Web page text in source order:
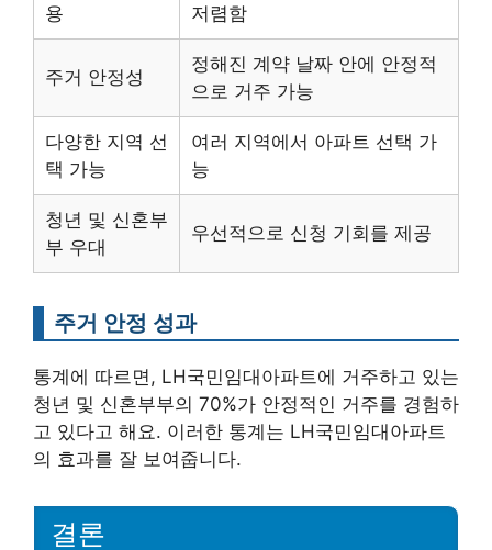
용
저렴함
주거 안정성
정해진 계약 날짜 안에 안정적
으로 거주 가능
다양한 지역 선
택 가능
여러 지역에서 아파트 선택 가
능
청년 및 신혼부
부 우대
우선적으로 신청 기회를 제공
주거 안정 성과
통계에 따르면, LH국민임대아파트에 거주하고 있는
청년 및 신혼부부의 70%가 안정적인 거주를 경험하
고 있다고 해요. 이러한 통계는 LH국민임대아파트
의 효과를 잘 보여줍니다.
결론